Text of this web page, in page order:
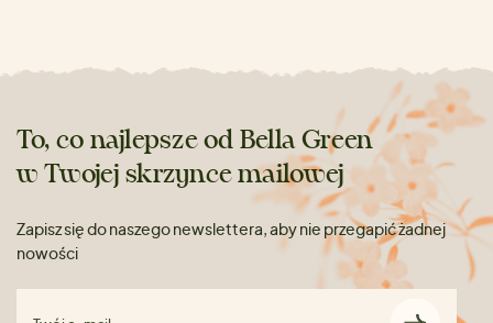
To, co najlepsze od Bella Green
w Twojej skrzynce mailowej
Zapisz się do naszego newslettera, aby nie przegapić żadnej
nowości